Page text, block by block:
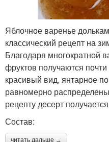
Яблочное варенье
классический рецепт на
Благодаря многократной
фруктов получаются
красивый вид, янтарное
равномерно
рецепту десерт
Состав:
читать дальше →